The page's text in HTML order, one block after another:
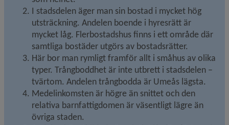
I stadsdelen äger man sin bostad i mycket hög
utsträckning. Andelen boende i hyresrätt är
mycket låg. Flerbostadshus finns i ett område där
samtliga bostäder utgörs av bostadsrätter.
Här bor man rymligt framför allt i småhus av olika
typer. Trångboddhet är inte utbrett i stadsdelen –
tvärtom. Andelen trångbodda är Umeås lägsta.
Medelinkomsten är högre än snittet och den
relativa barnfattigdomen är väsentligt lägre än
övriga staden.